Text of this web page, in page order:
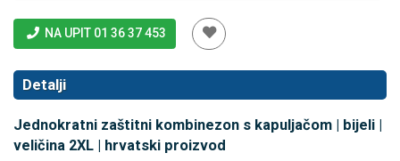
NA UPIT 01 36 37 453
Detalji
Jednokratni zaštitni kombinezon s kapuljačom | bijeli |
veličina 2XL | hrvatski proizvod